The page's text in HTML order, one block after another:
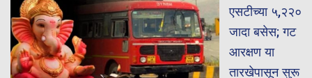
एसटीच्या ५,२२०
जादा बसेस; गट
आरक्षण या
तारखेपासून सुरू